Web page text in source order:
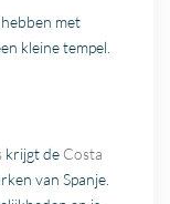
met
kleine tempel.
krijgt de Costa
van Spanje.